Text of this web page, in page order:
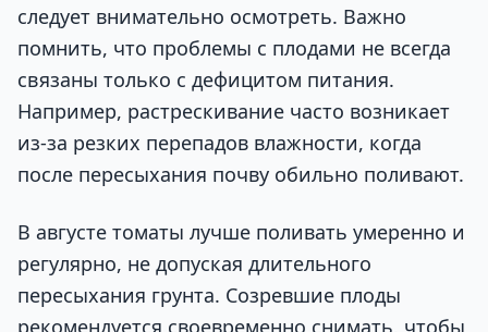
следует внимательно осмотреть. Важно
помнить, что проблемы с плодами не всегда
связаны только с дефицитом питания.
Например, растрескивание часто возникает
из-за резких перепадов влажности, когда
после пересыхания почву обильно поливают.
В августе томаты лучше поливать умеренно и
регулярно, не допуская длительного
пересыхания грунта. Созревшие плоды